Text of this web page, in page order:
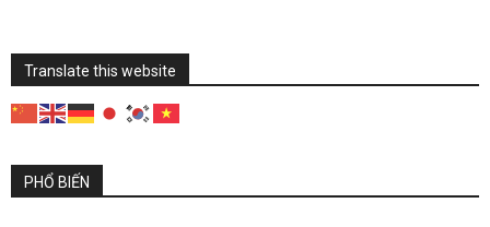
Translate this website
PHỔ BIẾN